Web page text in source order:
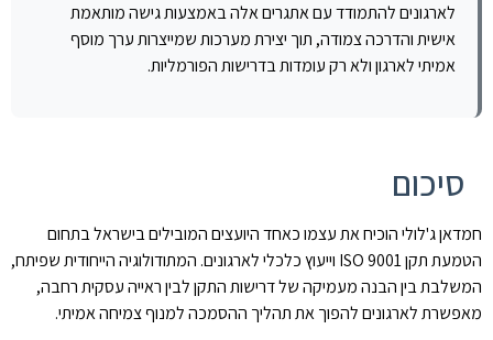
לארגונים להתמודד עם אתגרים אלה באמצעות גישה מותאמת
אישית והדרכה צמודה, תוך יצירת מערכות שמייצרות ערך מוסף
אמיתי לארגון ולא רק עומדות בדרישות הפורמליות.
סיכום
חמדאן ג'לולי הוכיח את עצמו כאחד היועצים המובילים בישראל בתחום
הטמעת תקן ISO 9001 וייעוץ כלכלי לארגונים. המתודולוגיה הייחודית שפיתח,
המשלבת בין הבנה מעמיקה של דרישות התקן לבין ראייה עסקית רחבה,
מאפשרת לארגונים להפוך את תהליך ההסמכה למנוף צמיחה אמיתי.